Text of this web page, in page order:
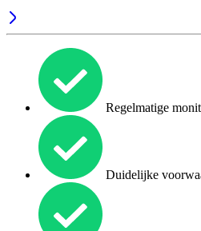
Regelmatige
Duidelijke